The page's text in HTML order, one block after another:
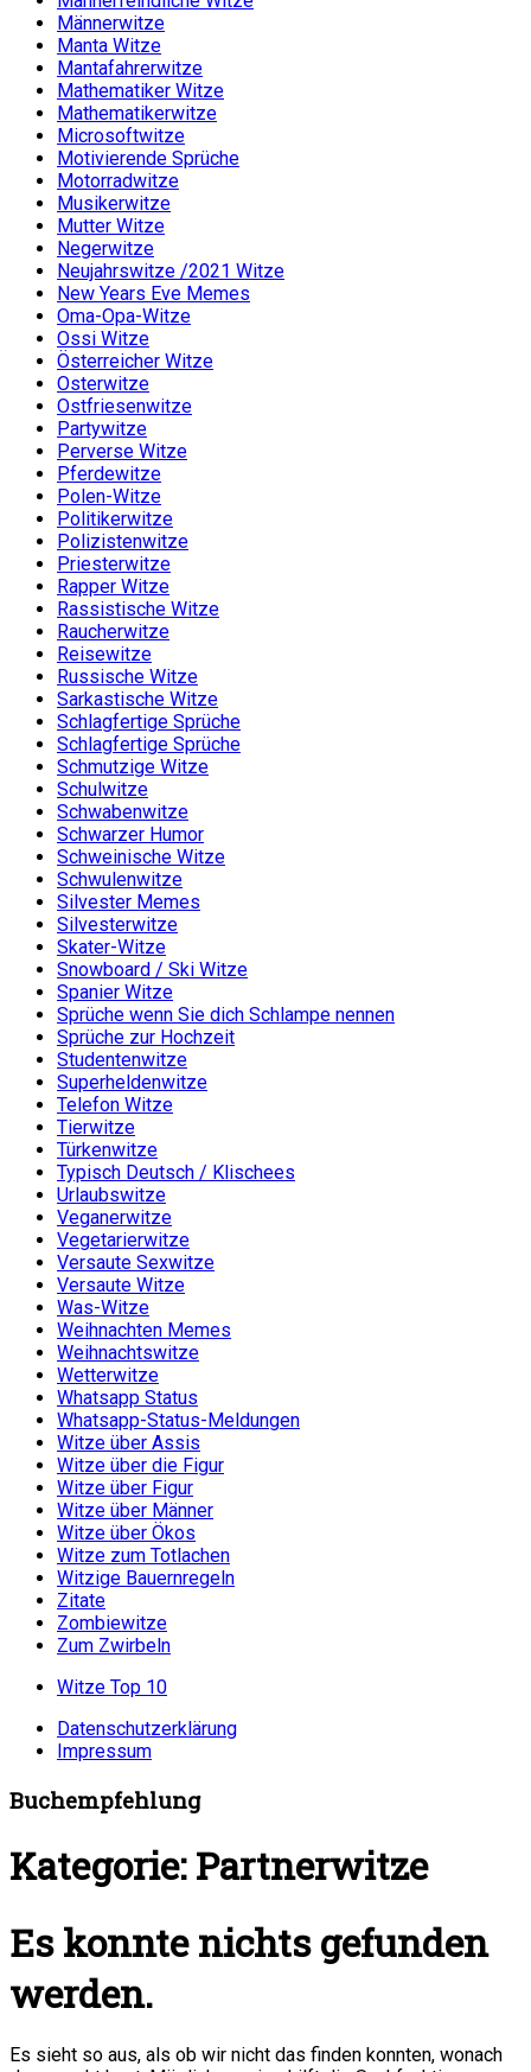
Männerwitze
Manta Witze
Mantafahrerwitze
Mathematiker Witze
Mathematikerwitze
Microsoftwitze
Motivierende Sprüche
Motorradwitze
Musikerwitze
Mutter Witze
Negerwitze
Neujahrswitze /2021 Witze
New Years Eve Memes
Oma-Opa-Witze
Ossi Witze
Österreicher Witze
Osterwitze
Ostfriesenwitze
Partywitze
Perverse Witze
Pferdewitze
Polen-Witze
Politikerwitze
Polizistenwitze
Priesterwitze
Rapper Witze
Rassistische Witze
Raucherwitze
Reisewitze
Russische Witze
Sarkastische Witze
Schlagfertige Sprüche
Schlagfertige Sprüche
Schmutzige Witze
Schulwitze
Schwabenwitze
Schwarzer Humor
Schweinische Witze
Schwulenwitze
Silvester Memes
Silvesterwitze
Skater-Witze
Snowboard / Ski Witze
Spanier Witze
Sprüche wenn Sie dich Schlampe nennen
Sprüche zur Hochzeit
Studentenwitze
Superheldenwitze
Telefon Witze
Tierwitze
Türkenwitze
Typisch Deutsch / Klischees
Urlaubswitze
Veganerwitze
Vegetarierwitze
Versaute Sexwitze
Versaute Witze
Was-Witze
Weihnachten Memes
Weihnachtswitze
Wetterwitze
Whatsapp Status
Whatsapp-Status-Meldungen
Witze über Assis
Witze über die Figur
Witze über Figur
Witze über Männer
Witze über Ökos
Witze zum Totlachen
Witzige Bauernregeln
Zitate
Zombiewitze
Zum Zwirbeln
Witze Top 10
Datenschutzerklärung
Impressum
Buchempfehlung
Kategorie:Partnerwitze
Es konnte nichts gefunden
werden.
Es sieht so aus, als ob wir nicht das finden konnten, wonach